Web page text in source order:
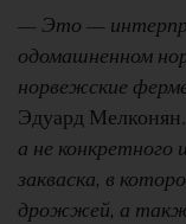
— Это —
одомашненном
норвежские
Эдуард
а не
закваска, в
дрожжей, а